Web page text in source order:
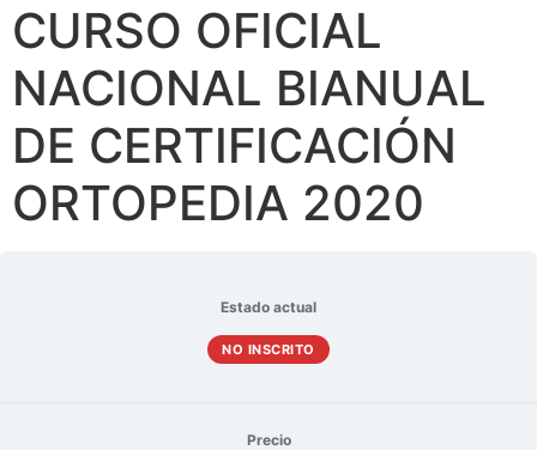
CURSO OFICIAL
NACIONAL BIANUAL
DE CERTIFICACIÓN
ORTOPEDIA 2020
Estado actual
NO INSCRITO
Precio